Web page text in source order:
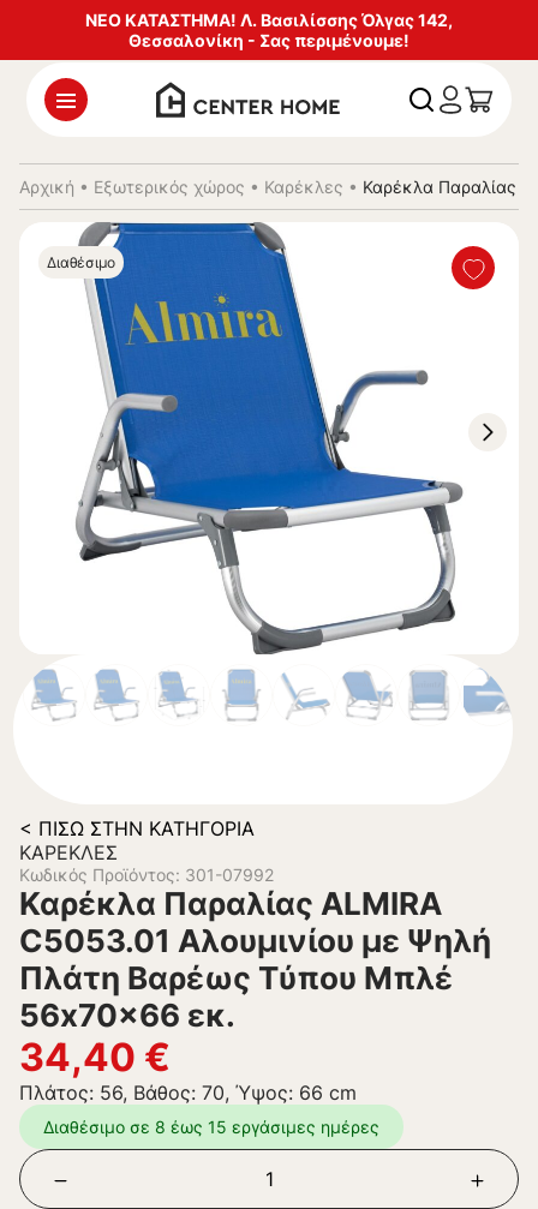
ΝΕΟ ΚΑΤΑΣΤΗΜΑ! Λ. Βασιλίσσης Όλγας 142,
Θεσσαλονίκη - Σας περιμένουμε!
Αρχική • Εξωτερικός χώρος • Καρέκλες • Καρέκλα Παραλίας
Διαθέσιμο
< ΠΊΣΩ ΣΤΗΝ ΚΑΤΗΓΟΡΊΑ
ΚΑΡΈΚΛΕΣ
Κωδικός Προϊόντος: 301-07992
Καρέκλα Παραλίας ALMIRA
C5053.01 Αλουμινίου με Ψηλή
Πλάτη Βαρέως Tύπου Μπλέ
56x70x66 εκ.
34,40 €
Πλάτος: 56, Βάθος: 70, Ύψος: 66 cm
Διαθέσιμο σε 8 έως 15 εργάσιμες ημέρες